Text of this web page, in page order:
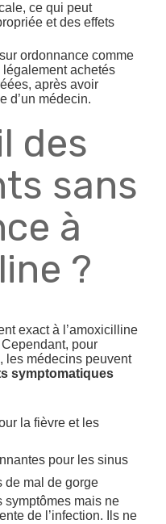
ce qui peut
et des effets
ordonnance comme
légalement achetés
après avoir
d’un médecin.
des
sans
à
?
exact à l’amoxicilline
pour
les médecins peuvent
symptomatiques
la fièvre et les
pour les sinus
de mal de gorge
symptômes mais ne
de l’infection. Ils ne